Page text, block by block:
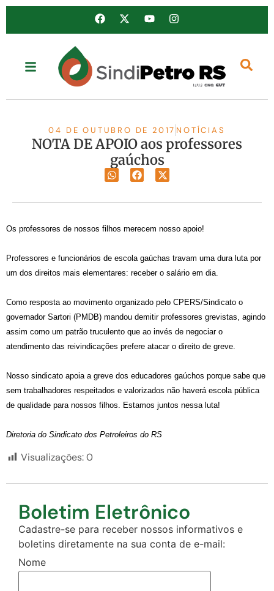
04 DE OUTUBRO DE 2017 NOTÍCIAS
NOTA DE APOIO aos professores
gaúchos
Os professores de nossos filhos merecem nosso apoio!
Professores e funcionários de escola gaúchas travam uma dura luta por
um dos direitos mais elementares: receber o salário em dia.
Como resposta ao movimento organizado pelo CPERS/Sindicato o
governador Sartori (PMDB) mandou demitir professores grevistas, agindo
assim como um patrão truculento que ao invés de negociar o
atendimento das reivindicações prefere atacar o direito de greve.
Nosso sindicato apoia a greve dos educadores gaúchos porque sabe que
sem trabalhadores respeitados e valorizados não haverá escola pública
de qualidade para nossos filhos. Estamos juntos nessa luta!
Diretoria do Sindicato dos Petroleiros do RS
Visualizações:0
Boletim Eletrônico
Cadastre-se para receber nossos informativos e
boletins diretamente na sua conta de e-mail:
Nome